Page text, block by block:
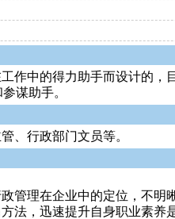
作中的得力助手而设计的，
谋助手。
、行政部门文员等。
管理在企业中的定位，不明
法，迅速提升自身职业素养